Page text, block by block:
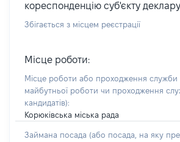
кореспонденцію суб'єкту
Збігається з місцем реєстрації
Місце роботи:
Місце роботи або проходження служби
майбутньої роботи чи проходження
кандидатів):
Корюківська міська рада
Займана посада (або посада, на яку